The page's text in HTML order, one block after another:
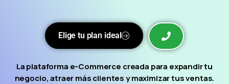
Elige tu plan ideal
La plataforma e-Commerce creada para expandir tu
negocio, atraer más clientes y maximizar tus ventas.